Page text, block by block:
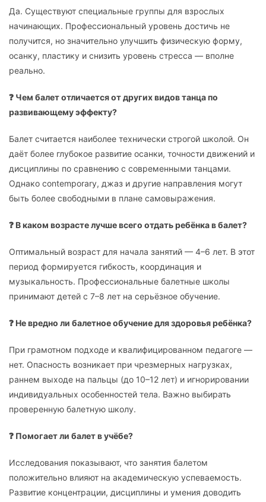
Да. Существуют специальные группы для взрослых
начинающих. Профессиональный уровень достичь не
получится, но значительно улучшить физическую форму,
осанку, пластику и снизить уровень стресса — вполне
реально.
❓ Чем балет отличается от других видов танца по
развивающему эффекту?
Балет считается наиболее технически строгой школой. Он
даёт более глубокое развитие осанки, точности движений и
дисциплины по сравнению с современными танцами.
Однако contemporary, джаз и другие направления могут
быть более свободными в плане самовыражения.
❓ В каком возрасте лучше всего отдать ребёнка в балет?
Оптимальный возраст для начала занятий — 4–6 лет. В этот
период формируется гибкость, координация и
музыкальность. Профессиональные балетные школы
принимают детей с 7–8 лет на серьёзное обучение.
❓ Не вредно ли балетное обучение для здоровья ребёнка?
При грамотном подходе и квалифицированном педагоге —
нет. Опасность возникает при чрезмерных нагрузках,
раннем выходе на пальцы (до 10–12 лет) и игнорировании
индивидуальных особенностей тела. Важно выбирать
проверенную балетную школу.
❓ Помогает ли балет в учёбе?
Исследования показывают, что занятия балетом
положительно влияют на академическую успеваемость.
Развитие концентрации, дисциплины и умения доводить